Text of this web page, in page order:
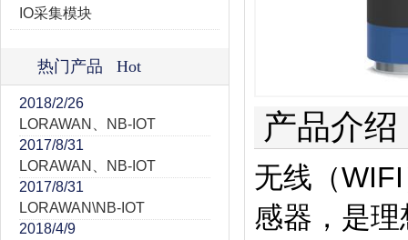
IO采集模块
热门产品 Hot
2018/2/26
LORAWAN、NB-IOT
2017/8/31
LORAWAN、NB-IOT
2017/8/31
LORAWAN\NB-IOT
2018/4/9
产品介绍
无线（
感器，是